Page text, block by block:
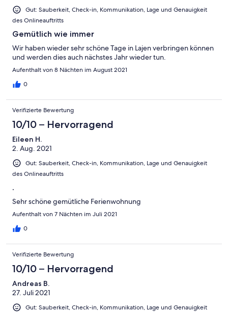
Gut: Sauberkeit, Check-in, Kommunikation, Lage und Genauigkeit
des Onlineauftritts
Gemütlich wie immer
Wir haben wieder sehr schöne Tage in Lajen verbringen können
und werden dies auch nächstes Jahr wieder tun.
Aufenthalt von 8 Nächten im August 2021
0
Verifizierte Bewertung
10/10 – Hervorragend
Eileen H.
2. Aug. 2021
Gut: Sauberkeit, Check-in, Kommunikation, Lage und Genauigkeit
des Onlineauftritts
.
Sehr schöne gemütliche Ferienwohnung
Aufenthalt von 7 Nächten im Juli 2021
0
Verifizierte Bewertung
10/10 – Hervorragend
Andreas B.
27. Juli 2021
Gut: Sauberkeit, Check-in, Kommunikation, Lage und Genauigkeit